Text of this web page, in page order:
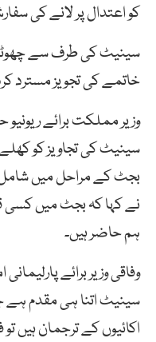
کو اعتدال پر لانے کی
سینیٹ کی طرف سے چھوٹی
خاتمے کی تجویز مسترد
وزیر مملکت برائے
سینیٹ کی تجاویز کو
بجٹ کے مراحل میں شامل
نے کہا کہ بجٹ میں
ہم حاضر ہیں۔
وفاقی وزیر برائے
سینیٹ اتنا ہی مقدم ہے
اکائیوں کے ترجمان ہیں